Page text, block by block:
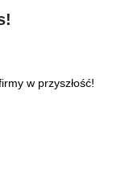
w przyszłość!